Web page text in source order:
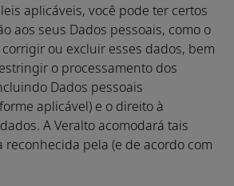
aplicáveis, você pode ter certos
aos seus Dados pessoais, como o
ou excluir esses dados, bem
o processamento dos
Dados pessoais
aplicável) e o direito à
A Veralto acomodará tais
pela (e de acordo com